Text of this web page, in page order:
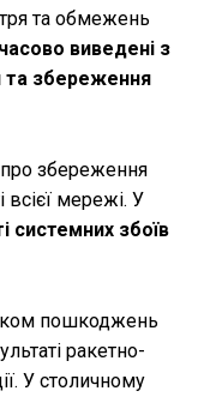
та обмежень
виведені з
та збереження
збереження
всієї мережі. У
системних збоїв
пошкоджень
ракетно-
У столичному